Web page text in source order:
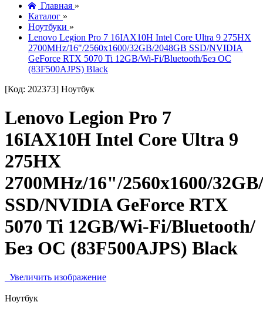
Главная »
Каталог »
Ноутбуки »
Lenovo Legion Pro 7 16IAX10H Intel Core Ultra 9 275HX
2700MHz/16"/2560x1600/32GB/2048GB SSD/NVIDIA
GeForce RTX 5070 Ti 12GB/Wi-Fi/Bluetooth/Без ОС
(83F500AJPS) Black
[Код: 202373] Ноутбук
Lenovo Legion Pro 7
16IAX10H Intel Core Ultra 9
275HX
2700MHz/16"/2560x1600/
SSD/NVIDIA GeForce RTX
5070 Ti 12GB/Wi-Fi/Bluetooth/
Без ОС (83F500AJPS) Black
Увеличить изображение
Ноутбук